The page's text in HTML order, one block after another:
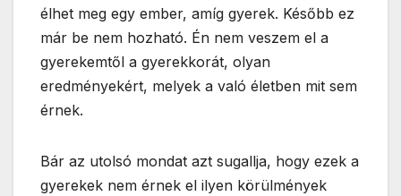
élhet meg egy ember, amíg gyerek. Később ez
már be nem hozható. Én nem veszem el a
gyerekemtől a gyerekkorát, olyan
eredményekért, melyek a való életben mit sem
érnek.
Bár az utolsó mondat azt sugallja, hogy ezek a
gyerekek nem érnek el ilyen körülmények